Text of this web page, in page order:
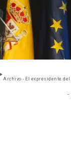
Archivo - El expresidente
-